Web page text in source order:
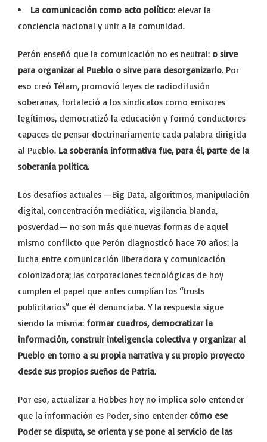
La comunicación como acto político: elevar la
conciencia nacional y unir a la comunidad.
Perón enseñó que la comunicación no es neutral: o sirve
para organizar al Pueblo o sirve para desorganizarlo. Por
eso creó Télam, promovió leyes de radiodifusión
soberanas, fortaleció a los sindicatos como emisores
legítimos, democratizó la educación y formó conductores
capaces de pensar doctrinariamente cada palabra dirigida
al Pueblo. La soberanía informativa fue, para él, parte de la
soberanía política.
Los desafíos actuales —Big Data, algoritmos, manipulación
digital, concentración mediática, vigilancia blanda,
posverdad— no son más que nuevas formas de aquel
mismo conflicto que Perón diagnosticó hace 70 años: la
lucha entre comunicación liberadora y comunicación
colonizadora; las corporaciones tecnológicas de hoy
cumplen el papel que antes cumplían los “trusts
publicitarios” que él denunciaba. Y la respuesta sigue
siendo la misma: formar cuadros, democratizar la
información, construir inteligencia colectiva y organizar al
Pueblo en torno a su propia narrativa y su propio proyecto
desde sus propios sueños de Patria.
Por eso, actualizar a Hobbes hoy no implica solo entender
que la información es Poder, sino entender cómo ese
Poder se disputa, se orienta y se pone al servicio de las